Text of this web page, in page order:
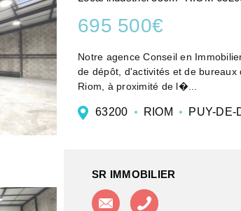
695 500€
Notre agence Conseil en
de dépôt, d'activités et de
Riom, à proximité de l�...
63200 RIOM PUY-DE-
SR IMMOBILIER
Contacter l'agence